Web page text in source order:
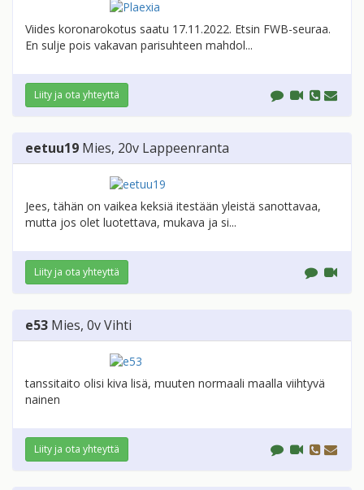
Viides koronarokotus saatu 17.11.2022. Etsin FWB-seuraa.
En sulje pois vakavan parisuhteen mahdol...
Liity ja ota yhteyttä
eetuu19 Mies, 20v Lappeenranta
Jees, tähän on vaikea keksiä itestään yleistä sanottavaa,
mutta jos olet luotettava, mukava ja si...
Liity ja ota yhteyttä
e53 Mies, 0vVihti
tanssitaito olisi kiva lisä, muuten normaali maalla viihtyvä
nainen
Liity ja ota yhteyttä